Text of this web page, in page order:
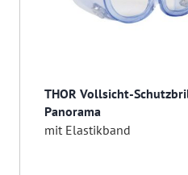
THOR Vollsicht-
Panorama
mit Elastikband